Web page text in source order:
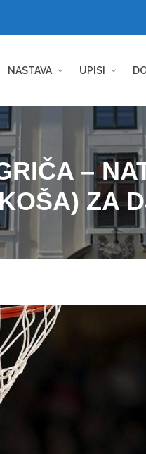
NASTAVA UPISI
–
ZA